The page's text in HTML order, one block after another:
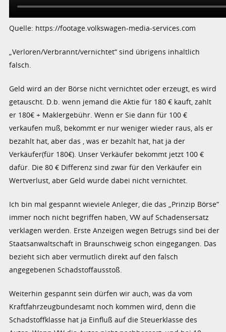
Quelle: https://footage.volkswagen-media-services.com
„Verloren/Verbrannt/vernichtet“ sind übrigens inhaltlich
falsch.
Geld wird an der Börse nicht vernichtet oder erzeugt, es wird
getauscht. D.b. wenn jemand die Aktie für 180 € kauft, zahlt
er 180€ + Maklergebühr. Wenn er Sie dann für 100 €
verkaufen muß, bekommt er nur weniger wieder raus, als er
bezahlt hat, aber das , was er bezahlt hat, hat ja der
Verkäufer(für 180€). Unser Verkäufer bekommt jetzt 100 €
dafür. Die 80 € Differenz sind zwar für den Verkäufer ein
Wertverlust, aber Geld wurde dabei nicht vernichtet.
Ich bin mal gespannt wieviele Anleger, die das „Prinzip Börse“
immer noch nicht begriffen haben, VW auf Schadensersatz
verklagen werden. Erste Anzeigen wegen Betrugs sind bei der
Staatsanwaltschaft in Braunschweig schon eingegangen. Das
bezieht sich aber vermutlich direkt auf den falsch
angegebenen Schadstoffausstoß.
Weiterhin gespannt sein dürfen wir auch, was da vom
Kraftfahrzeugbundesamt noch kommen wird, denn die
Schadstoffklasse hat ja Einfluß auf die Steuerklasse des